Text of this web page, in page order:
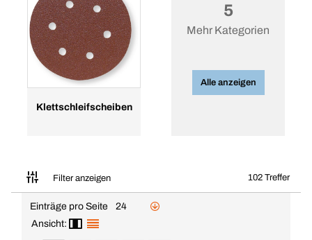
Klettschleifscheiben
5
Mehr Kategorien
Alle anzeigen
Filter anzeigen 102 Treffer
Einträge pro Seite
24
Ansicht: